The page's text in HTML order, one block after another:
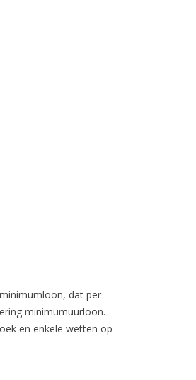
dat per
minimumuurloon.
en enkele wetten op